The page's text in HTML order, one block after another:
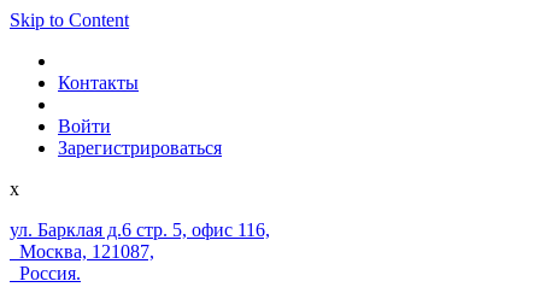
Skip to Content
Контакты
Войти
Зарегистрироваться
x
ул. Барклая д.6 стр. 5, офис 116,
Москва, 121087,
Россия.